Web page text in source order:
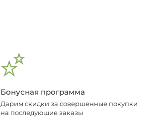
Бонусная программа
Дарим скидки за совершенные покупки
на последующие заказы